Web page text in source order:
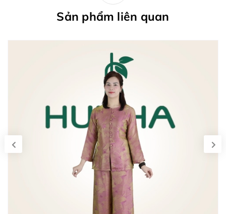
Sản phẩm liên quan